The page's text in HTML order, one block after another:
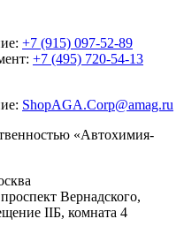
+7 (915) 097-52-89
+7 (495) 720-54-13
ShopAGA.Corp@amag.ru
«Автохимия-
Вернадского,
IIБ, комната 4